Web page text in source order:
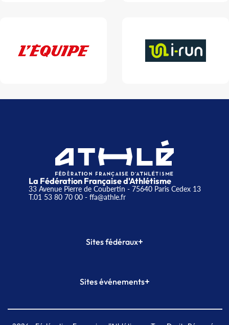
La Fédération Française d'Athlétisme
33 Avenue Pierre de Coubertin - 75640 Paris Cedex 13
T.01 53 80 70 00- ffa@athle.fr
Sites fédéraux+
Plateforme Formation
Sites événements+
Meeting de Paris indoor